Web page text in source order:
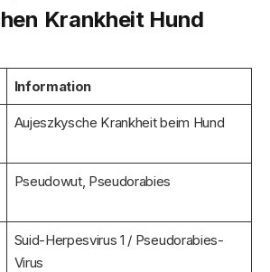
Krankheit Hund
Information
Aujeszkysche Krankheit beim Hund
Pseudowut, Pseudorabies
Suid-Herpesvirus 1 / Pseudorabies-
Virus